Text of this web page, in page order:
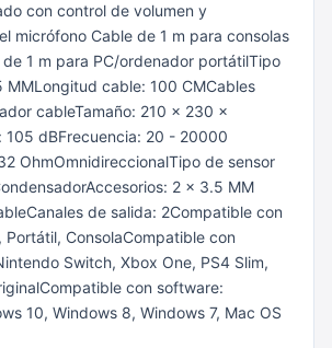
con control de volumen y
micrófono Cable de 1 m para consolas
1 m para PC/ordenador portátilTipo
cable: 100 CMCables
cableTamaño: 210 x 230 x
105 dBFrecuencia: 20 - 20000
OhmOmnidireccionalTipo de sensor
2 x 3.5 MM
de salida: 2Compatible con
Portátil, ConsolaCompatible con
Switch, Xbox One, PS4 Slim,
con software:
10, Windows 8, Windows 7, Mac OS